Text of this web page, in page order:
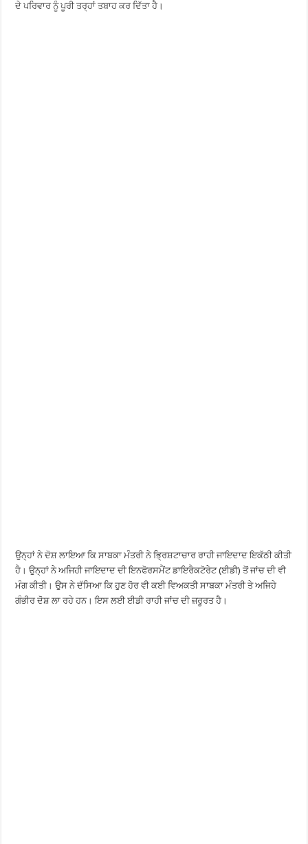
ਦੇ ਪਰਿਵਾਰ ਨੂੰ ਪੂਰੀ ਤਰ੍ਹਾਂ ਤਬਾਹ ਕਰ ਦਿੱਤਾ ਹੈ।
ਉਨ੍ਹਾਂ ਨੇ ਦੋਸ਼ ਲਾਇਆ ਕਿ ਸਾਬਕਾ ਮੰਤਰੀ ਨੇ ਭ੍ਰਿਸ਼ਟਾਚਾਰ ਰਾਹੀ ਜਾਇਦਾਦ ਇਕੱਠੀ ਕੀਤੀ
ਹੈ। ਉਨ੍ਹਾਂ ਨੇ ਅਜਿਹੀ ਜਾਇਦਾਦ ਦੀ ਇਨਫੋਰਸਮੈਂਟ ਡਾਇਰੈਕਟੋਰੇਟ (ਈਡੀ) ਤੋਂ ਜਾਂਚ ਦੀ ਵੀ
ਮੰਗ ਕੀਤੀ। ਉਸ ਨੇ ਦੱਸਿਆ ਕਿ ਹੁਣ ਹੋਰ ਵੀ ਕਈ ਵਿਅਕਤੀ ਸਾਬਕਾ ਮੰਤਰੀ ਤੇ ਅਜਿਹੇ
ਗੰਭੀਰ ਦੋਸ਼ ਲਾ ਰਹੇ ਹਨ। ਇਸ ਲਈ ਈਡੀ ਰਾਹੀ ਜਾਂਚ ਦੀ ਜ਼ਰੂਰਤ ਹੈ।